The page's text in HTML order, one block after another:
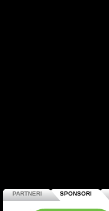
PARTNERI SPONSORI